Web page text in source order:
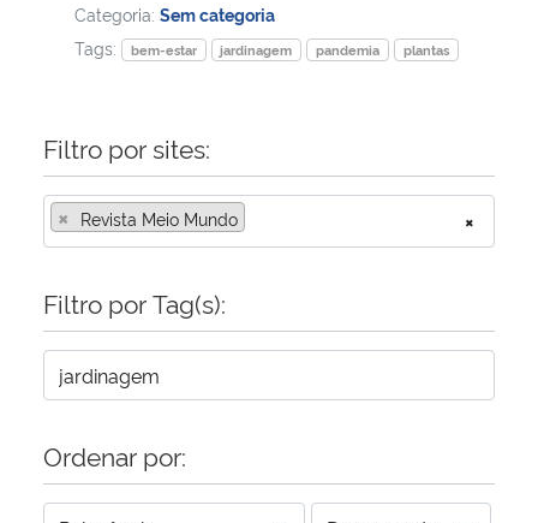
Ministério do Meio Ambiente
Ministério do Desenvolvimento Regional
Ministério da Mulher, da Família e dos Direitos Humanos
Secretaria-Geral
Secretaria de Governo
Gabinete de Segurança Institucional
Categoria: Sem categoria
Tags:
bem-estar jardinagem pandemia plantas
Filtro por sites:
×
× Revista Meio Mundo
Filtro por Tag(s):
Ordenar por: